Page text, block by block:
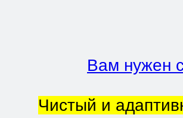
Вам нужен
Чистый и